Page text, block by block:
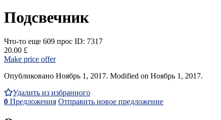
Подсвечник
Что-то еще 609 прос ID: 7317
20.00 £
Make price offer
Опубликовано Ноябрь 1, 2017. Modified on Ноябрь 1, 2017.
Удалить из избранного
0 Предложения Отправить новое предложение